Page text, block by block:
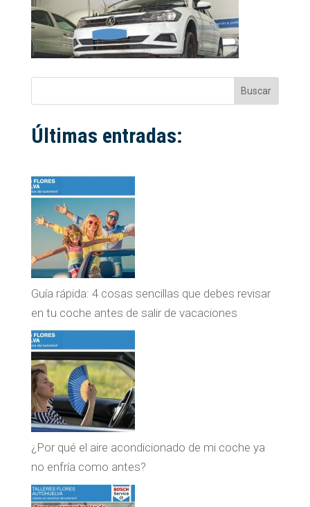
Buscar
Últimas entradas:
Guía rápida: 4 cosas sencillas que debes revisar
en tu coche antes de salir de vacaciones
¿Por qué el aire acondicionado de mi coche ya
no enfría como antes?